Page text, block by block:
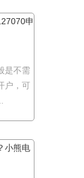
申
是不需
户，可
小熊电